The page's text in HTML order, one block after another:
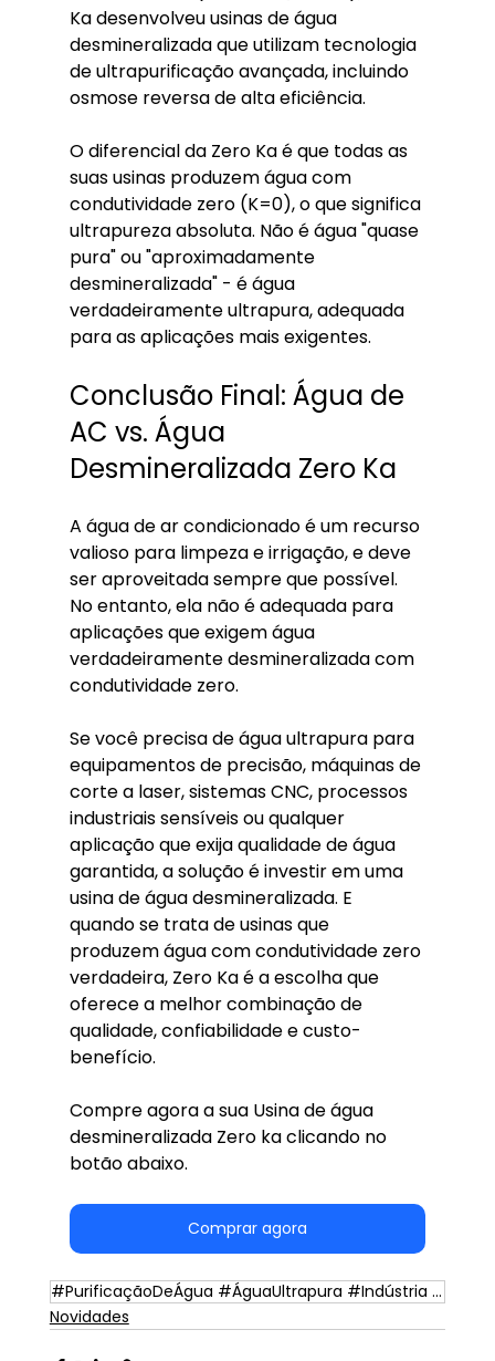
Ka desenvolveu usinas de água
desmineralizada que utilizam tecnologia
de ultrapurificação avançada, incluindo
osmose reversa de alta eficiência.
O diferencial da Zero Ka é que todas as
suas usinas produzem água com
condutividade zero (K=0), o que significa
ultrapureza absoluta. Não é água "quase
pura" ou "aproximadamente
desmineralizada" - é água
verdadeiramente ultrapura, adequada
para as aplicações mais exigentes.
Conclusão Final: Água de
AC vs. Água
Desmineralizada Zero Ka
A água de ar condicionado é um recurso
valioso para limpeza e irrigação, e deve
ser aproveitada sempre que possível.
No entanto, ela não é adequada para
aplicações que exigem água
verdadeiramente desmineralizada com
condutividade zero.
Se você precisa de água ultrapura para
equipamentos de precisão, máquinas de
corte a laser, sistemas CNC, processos
industriais sensíveis ou qualquer
aplicação que exija qualidade de água
garantida, a solução é investir em uma
usina de água desmineralizada. E
quando se trata de usinas que
produzem água com condutividade zero
verdadeira, Zero Ka é a escolha que
oferece a melhor combinação de
qualidade, confiabilidade e custo-
benefício.
Compre agora a sua Usina de água
desmineralizada Zero ka clicando no
botão abaixo.
Comprar agora
#PurificaçãoDeÁgua #ÁguaUltrapura #Indústria #TecnologiaAmbiental #Sustentabilidade
Novidades